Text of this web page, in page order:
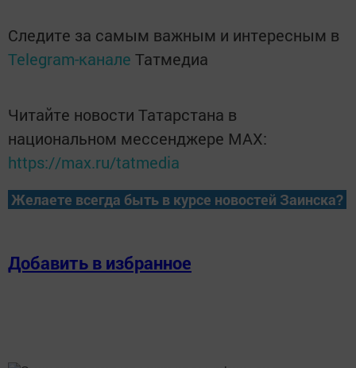
Следите за самым важным и интересным в
Telegram-канале Татмедиа
Читайте новости Татарстана в
национальном мессенджере MАХ:
https://max.ru/tatmedia
Желаете всегда быть в курсе новостей Заинска?
Добавить в избранное